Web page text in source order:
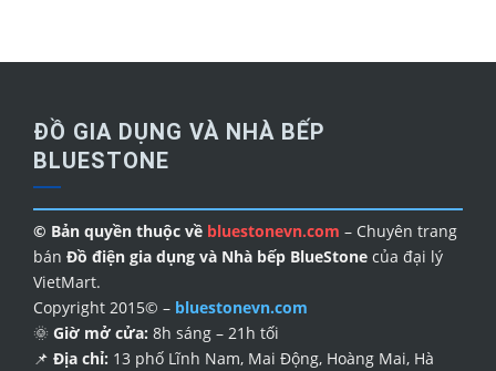
ĐỒ GIA DỤNG VÀ NHÀ BẾP
BLUESTONE
© Bản quyền thuộc về bluestonevn.com – Chuyên trang
bán Đồ điện gia dụng và Nhà bếp BlueStone của đại lý
VietMart.
Copyright 2015© – bluestonevn.com
🌞 Giờ mở cửa: 8h sáng – 21h tối
📌 Địa chỉ: 13 phố Lĩnh Nam, Mai Động, Hoàng Mai, Hà